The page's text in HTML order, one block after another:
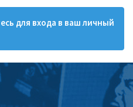
для входа в ваш личный